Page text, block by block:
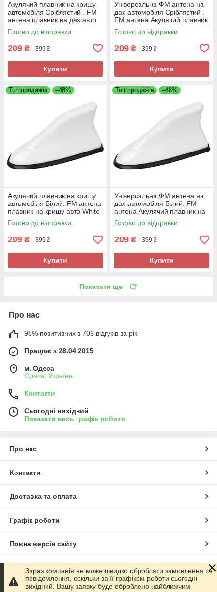
Акулячий плавник на кришу
автомобіля Сріблястий . FM
антена плавник на дах авто
Silver
Готово до відправки
209 ₴ 399 ₴
Купити
Універсальна ФМ антена на
дах автомобіля Сріблястий .
FM антена Акулячий плавник
на кришу авто Silver
Готово до відправки
209 ₴ 399 ₴
Купити
Топ продажів –48%
Акулячий плавник на кришу
автомобіля Білий. FM антена
плавник на кришу авто White
Готово до відправки
209 ₴ 399 ₴
Купити
Топ продажів –48%
Універсальна ФМ антена на
дах автомобіля Білий. FM
антена Акулячий плавник на
кришу авто White
Готово до відправки
209 ₴ 399 ₴
Купити
Показати ще
Про нас
98% позитивних з 709 відгуків за рік
Працює з 28.04.2015
м. Одеса
Одеса, Україна
Контакти
Сьогодні вихідний
Показати весь графік роботи
Про нас
Контакти
Доставка та оплата
Графік роботи
Повна версія сайту
Сайт створено на маркетплейсі Prom.ua
Зараз компанія не може швидко обробляти замовлення та
повідомлення, оскільки за її графіком роботи сьогодні
вихідний. Вашу заявку буде оброблено найближчим